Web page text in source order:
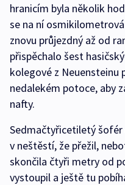
hranicím byla několik
se na ní
znovu průjezdný až od
přispěchalo šest
kolegové z Neuensteinu
nedalekém potoce, aby
nafty.
Sedmačtyřicetiletý
v neštěstí, že přežil,
skončila čtyři metry od
vystoupil a ještě tu